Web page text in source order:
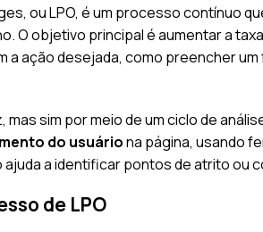
ou LPO, é um processo contínuo
O objetivo principal é aumentar a
a ação desejada, como preencher
mas sim por meio de um ciclo de
do usuáriona página, usando
a identificar pontos de atrito ou
de LPO